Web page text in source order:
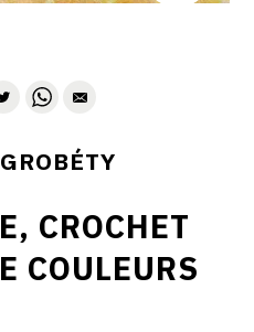
CROCHET
COULEURS